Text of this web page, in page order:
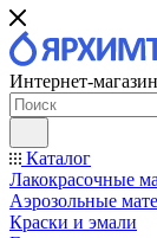
Интернет-
Каталог
Лакокрасочные
Аэрозольные
Краски и эмали